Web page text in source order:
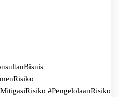
#PengelolaanRisiko